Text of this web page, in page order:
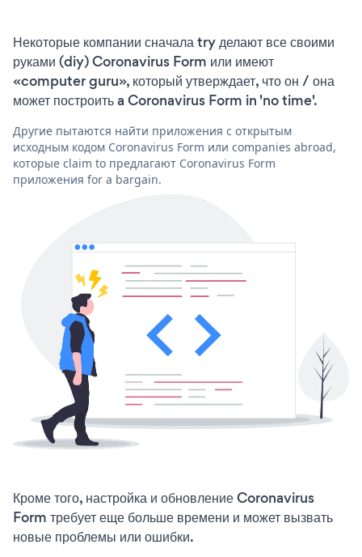
Некоторые компании сначала try делают все своими
руками (diy) Coronavirus Form или имеют
«computer guru», который утверждает, что он / она
может построить a Coronavirus Form in 'no time'.
Другие пытаются найти приложения с открытым
исходным кодом Coronavirus Form или companies abroad,
которые claim to предлагают Coronavirus Form
приложения for a bargain.
Кроме того, настройка и обновление Coronavirus
Form требует еще больше времени и может вызвать
новые проблемы или ошибки.